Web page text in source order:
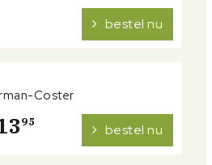
bestel nu
Coster
95 bestel nu